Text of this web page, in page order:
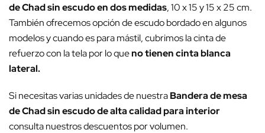
de Chad sin escudo en dos medidas, 10 x 15 y 15 x 25 cm.
También ofrecemos opción de escudo bordado en algunos
modelos y cuando es para mástil, cubrimos la cinta de
refuerzo con la tela por lo queno tienen cinta blanca
lateral.
Si necesitas varias unidades de nuestraBandera de mesa
de Chad sin escudo de alta calidad para interior
consulta nuestros descuentos por volumen.